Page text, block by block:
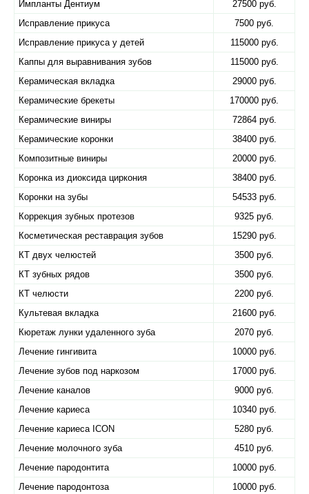
Импланты Дентиум
27500 руб.
Исправление прикуса
7500 руб.
Исправление прикуса у детей
115000 руб.
Каппы для выравнивания зубов
115000 руб.
Керамическая вкладка
29000 руб.
Керамические брекеты
170000 руб.
Керамические виниры
72864 руб.
Керамические коронки
38400 руб.
Композитные виниры
20000 руб.
Коронка из диоксида циркония
38400 руб.
Коронки на зубы
54533 руб.
Коррекция зубных протезов
9325 руб.
Косметическая реставрация зубов
15290 руб.
КТ двух челюстей
3500 руб.
КТ зубных рядов
3500 руб.
КТ челюсти
2200 руб.
Культевая вкладка
21600 руб.
Кюретаж лунки удаленного зуба
2070 руб.
Лечение гингивита
10000 руб.
Лечение зубов под наркозом
17000 руб.
Лечение каналов
9000 руб.
Лечение кариеса
10340 руб.
Лечение кариеса ICON
5280 руб.
Лечение молочного зуба
4510 руб.
Лечение пародонтита
10000 руб.
Лечение пародонтоза
10000 руб.